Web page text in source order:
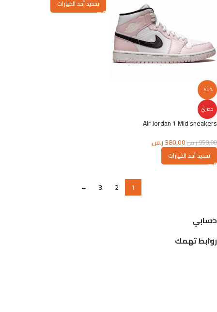
-60%
حصري
Air Jordan 1 Mid sneakers
950,00ر.س380,00ر.س
تحديد أحد الخيارات
تحديد أحد الخيارات
1
2
3
→
حسابي
روابط تهمك